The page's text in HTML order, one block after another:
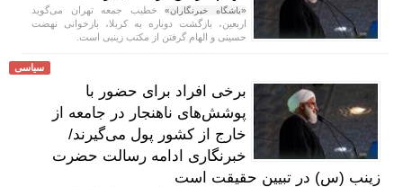
«باشگاه خبرنگاران»خطیب جمعه تهران می‌گوید
اربعین، بازگشت دوباره به کربلا، بازخوانی نهضت
حسینی و الهام گرفتن از مکتب زینبی است.
سیاسی
برخی افراد برای حضور با
پوشش‌های ناهنجار در جامعه از
خارج از کشور پول می‌گیرند/
خبرنگاری ادامه رسالت حضرت
زینب (س) در تبیین حقیقت است